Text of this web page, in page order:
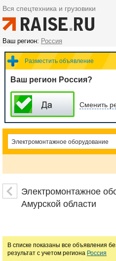
Вся спецтехника и грузовики
Ваш регион: Россия
Разместить объявление
Ваш регион Россия?
Сменить
Опоры для ЛЭП Электромонтажная
Цена
Электромонтажное
Амурской области
В списке показаны все объявления
результат с учетом региона Россия